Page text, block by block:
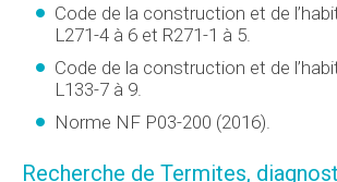
Code de la construction et de
L271-4 à 6 et R271-1 à 5.
Code de la construction et de
L133-7 à 9.
Norme NF P03-200 (2016).
Recherche de Termites,